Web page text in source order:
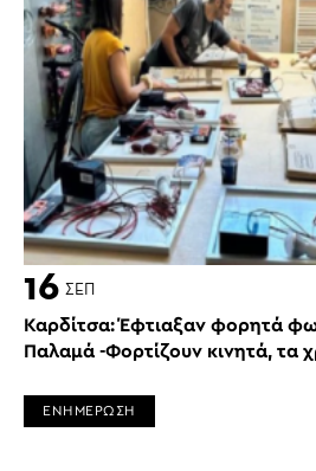
16 ΣΕΠ
Καρδίτσα: Έφτιαξαν φορητά
Παλαμά -Φορτίζουν κινητά, τα
ΕΝΗΜΕΡΩΣΗ